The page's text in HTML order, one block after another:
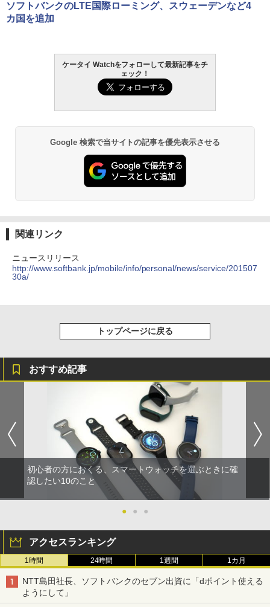
ソフトバンクのLTE国際ローミング、スウェーデンなど4
カ国を追加
ケータイ Watchをフォローして最新記事をチ
ェック！
Google 検索で当サイトの記事を優先表示させる
関連リンク
ニュースリリース
http://www.softbank.jp/mobile/info/personal/news/service/201507
30a/
トップページに戻る
おすすめ記事
初心者の方におくる、スマートウォッチを選ぶときに確
認したい10のこと
● ● ●
アクセスランキング
1時間 24時間 1週間 1カ月
NTT島田社長、ソフトバンクのセブン出資に「dポイント使える
ようにして」